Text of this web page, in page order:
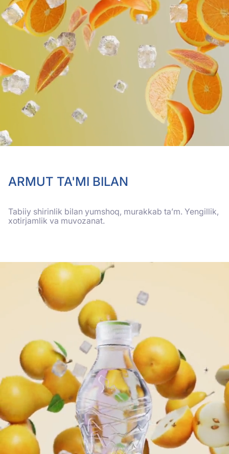
ARMUT TA'MI BILAN
Tabiiy shirinlik bilan yumshoq, murakkab ta’m. Yengillik,
xotirjamlik va muvozanat.